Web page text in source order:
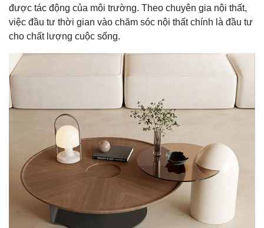
được tác động của môi trường. Theo chuyên gia nội thất,
việc đầu tư thời gian vào chăm sóc nội thất chính là đầu tư
cho chất lượng cuộc sống.